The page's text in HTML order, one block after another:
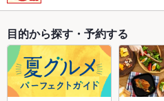
目的から探す・予約する